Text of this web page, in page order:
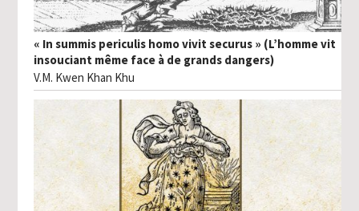
« In summis periculis homo vivit securus » (L’homme vit
insouciant même face à de grands dangers)
V.M. Kwen Khan Khu